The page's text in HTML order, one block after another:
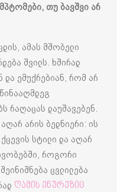
თუ ბავშვი არ
ამას მშობელი
შვილს. ხშირად
და ემუქრებიან, რომ არ
რაღაცას დაუშავებენ.
არის ბედნიერი: ის
სტილი და აღარ
როგორი
ცვლილება
ღამის ენურეზიც